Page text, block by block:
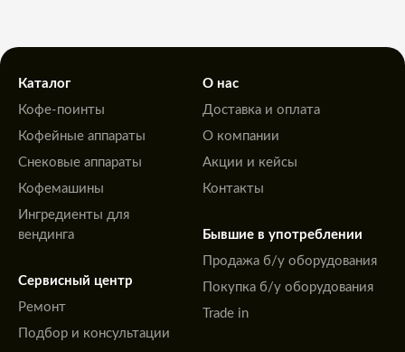
Каталог
Кофе-поинты
Кофейные аппараты
Снековые аппараты
Кофемашины
Ингредиенты для
вендинга
Сервисный центр
Ремонт
Подбор и консультации
О нас
Доставка и оплата
О компании
Акции и кейсы
Контакты
Бывшие в употреблении
Продажа б/у оборудования
Покупка б/у оборудования
Trade in